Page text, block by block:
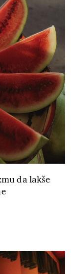
da lakše